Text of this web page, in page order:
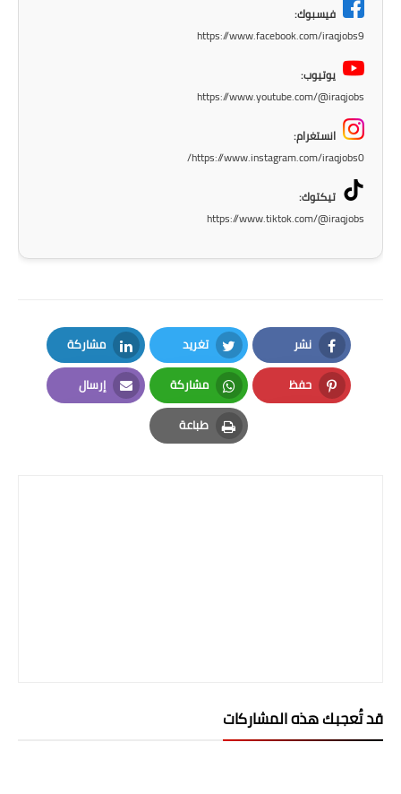
الجامعات
الطقس
العطل
صحة وطب
فن ومشاهير
فيسبوك:
https://www.facebook.com/iraqjobs9
يوتيوب:
https://www.youtube.com/@iraqjobs
انستغرام:
https://www.instagram.com/iraqjobs0/
تيكتوك:
https://www.tiktok.com/@iraqjobs
نشر
Facebook
تغريد
Twitter
مشاركة
LinkedIn
حفظ
Pinterest
مشاركة
Whatsapp
إرسال
Email
طباعة
Print
قد تُعجبك هذه المشاركات